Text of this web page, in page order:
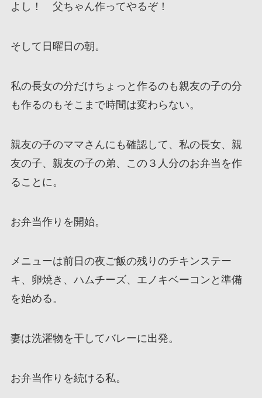
よし！ 父ちゃん作ってやるぞ！
そして日曜日の朝。
私の長女の分だけちょっと作るのも親友の子の分
も作るのもそこまで時間は変わらない。
親友の子のママさんにも確認して、私の長女、親
友の子、親友の子の弟、この３人分のお弁当を作
ることに。
お弁当作りを開始。
メニューは前日の夜ご飯の残りのチキンステー
キ、卵焼き、ハムチーズ、エノキベーコンと準備
を始める。
妻は洗濯物を干してバレーに出発。
お弁当作りを続ける私。